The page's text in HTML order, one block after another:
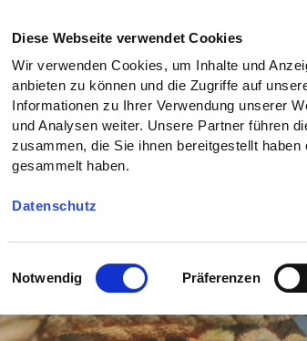
Diese Webseite verwendet Cookies
Wir verwenden Cookies, um Inhalte und
anbieten zu können und die Zugriffe auf
Informationen zu Ihrer Verwendung unserer
und Analysen weiter. Unsere Partner führen
zusammen, die Sie ihnen bereitgestellt
gesammelt haben.
Datenschutz
i
w
Notwendig Präferenzen